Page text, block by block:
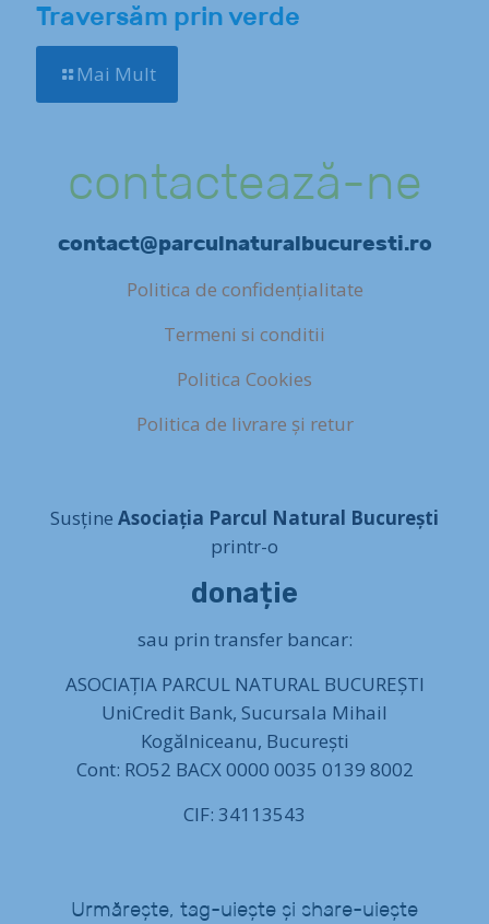
Traversăm prin verde
Mai Mult
contactează-ne
contact@parculnaturalbucuresti.ro
Politica de confidențialitate
Termeni si conditii
Politica Cookies
Politica de livrare și retur
Susține Asociația Parcul Natural București
printr-o
donație
sau prin transfer bancar:
ASOCIAȚIA PARCUL NATURAL BUCUREȘTI
UniCredit Bank, Sucursala Mihail
Kogălniceanu, București
Cont: RO52 BACX 0000 0035 0139 8002
CIF: 34113543
Urmărește, tag-uiește și share-uiește